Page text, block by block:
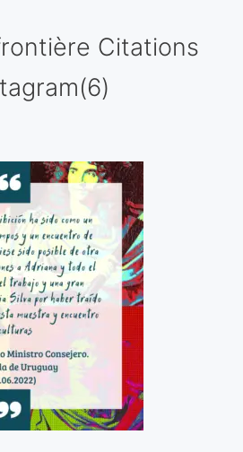
Presse
2025
Olympique» PARIS 2024
Citations